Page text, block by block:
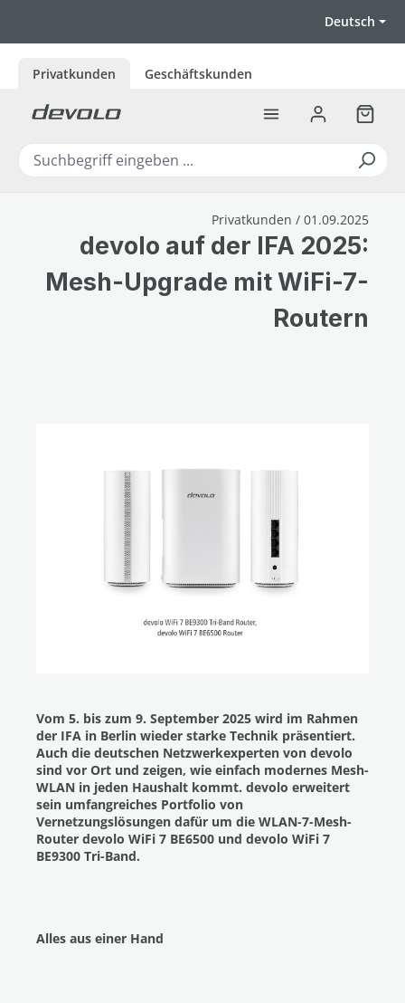
Deutsch
Privatkunden Geschäftskunden
Privatkunden / 01.09.2025
devolo auf der IFA 2025:
Mesh-Upgrade mit WiFi-7-
Routern
Vom 5. bis zum 9. September 2025 wird im Rahmen
der IFA in Berlin wieder starke Technik präsentiert.
Auch die deutschen Netzwerkexperten von devolo
sind vor Ort und zeigen, wie einfach modernes Mesh-
WLAN in jeden Haushalt kommt. devolo erweitert
sein umfangreiches Portfolio von
Vernetzungslösungen dafür um die WLAN-7-Mesh-
Router devolo WiFi 7 BE6500 und devolo WiFi 7
BE9300 Tri-Band.
Alles aus einer Hand